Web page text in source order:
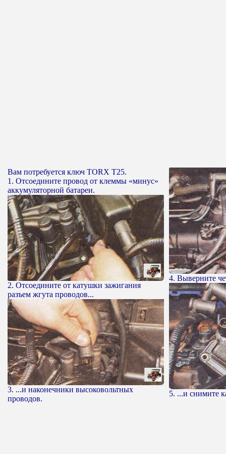
Вам потребуется ключ TORX T25.
1. Отсоедините провод от клеммы «минус»
аккумуляторной батареи.
2. Отсоедините от катушки зажигания
разъем жгута проводов...
3. ...и наконечники высоковольтных
проводов.
4. Выверните
5. ...и снимите